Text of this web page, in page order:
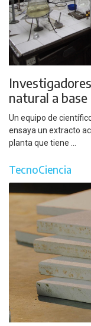
natural a
Un equipo de
ensaya un extracto
planta que tiene ...
TecnoCiencia